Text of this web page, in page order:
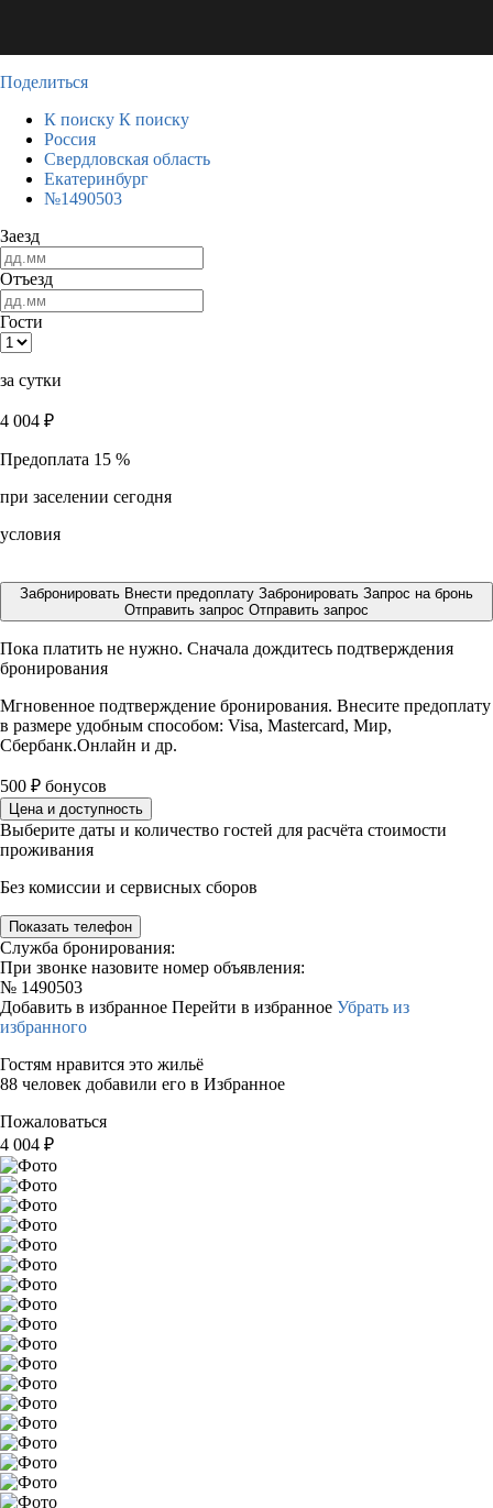
Поделиться
К поиску К поиску
Россия
Свердловская область
Екатеринбург
№1490503
Заезд
Отъезд
Гости
за сутки
4 004 ₽
Предоплата 15 %
при заселении сегодня
условия
Забронировать Внести предоплату Забронировать Запрос на бронь
Отправить запрос Отправить запрос
Пока платить не нужно. Сначала дождитесь подтверждения
бронирования
Мгновенное подтверждение бронирования. Внесите предоплату
в размере удобным способом: Visa, Mastercard, Мир,
Сбербанк.Онлайн и др.
500 ₽ бонусов
Цена и доступность
Выберите даты и количество гостей для расчёта стоимости
проживания
Без комиссии и сервисных сборов
Показать телефон
Служба бронирования:
При звонке назовите номер объявления:
№ 1490503
Добавить в избранное Перейти в избранное Убрать из
избранного
Гостям нравится это жильё
88 человек добавили его в Избранное
Пожаловаться
4 004 ₽